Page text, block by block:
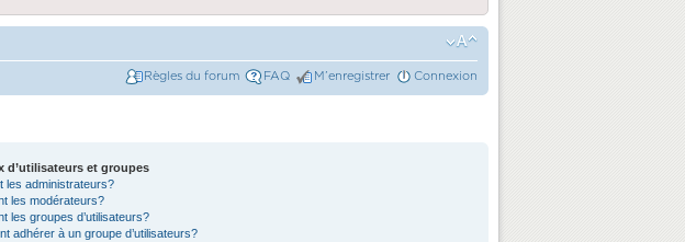
Règles du forum FAQ M’enregistrer Connexion
d’utilisateurs et groupes
les administrateurs?
les modérateurs?
les groupes d’utilisateurs?
adhérer à un groupe d’utilisateurs?